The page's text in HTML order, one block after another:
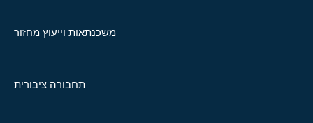
משכנתאות וייעוץ מחזור
תחבורה ציבורית